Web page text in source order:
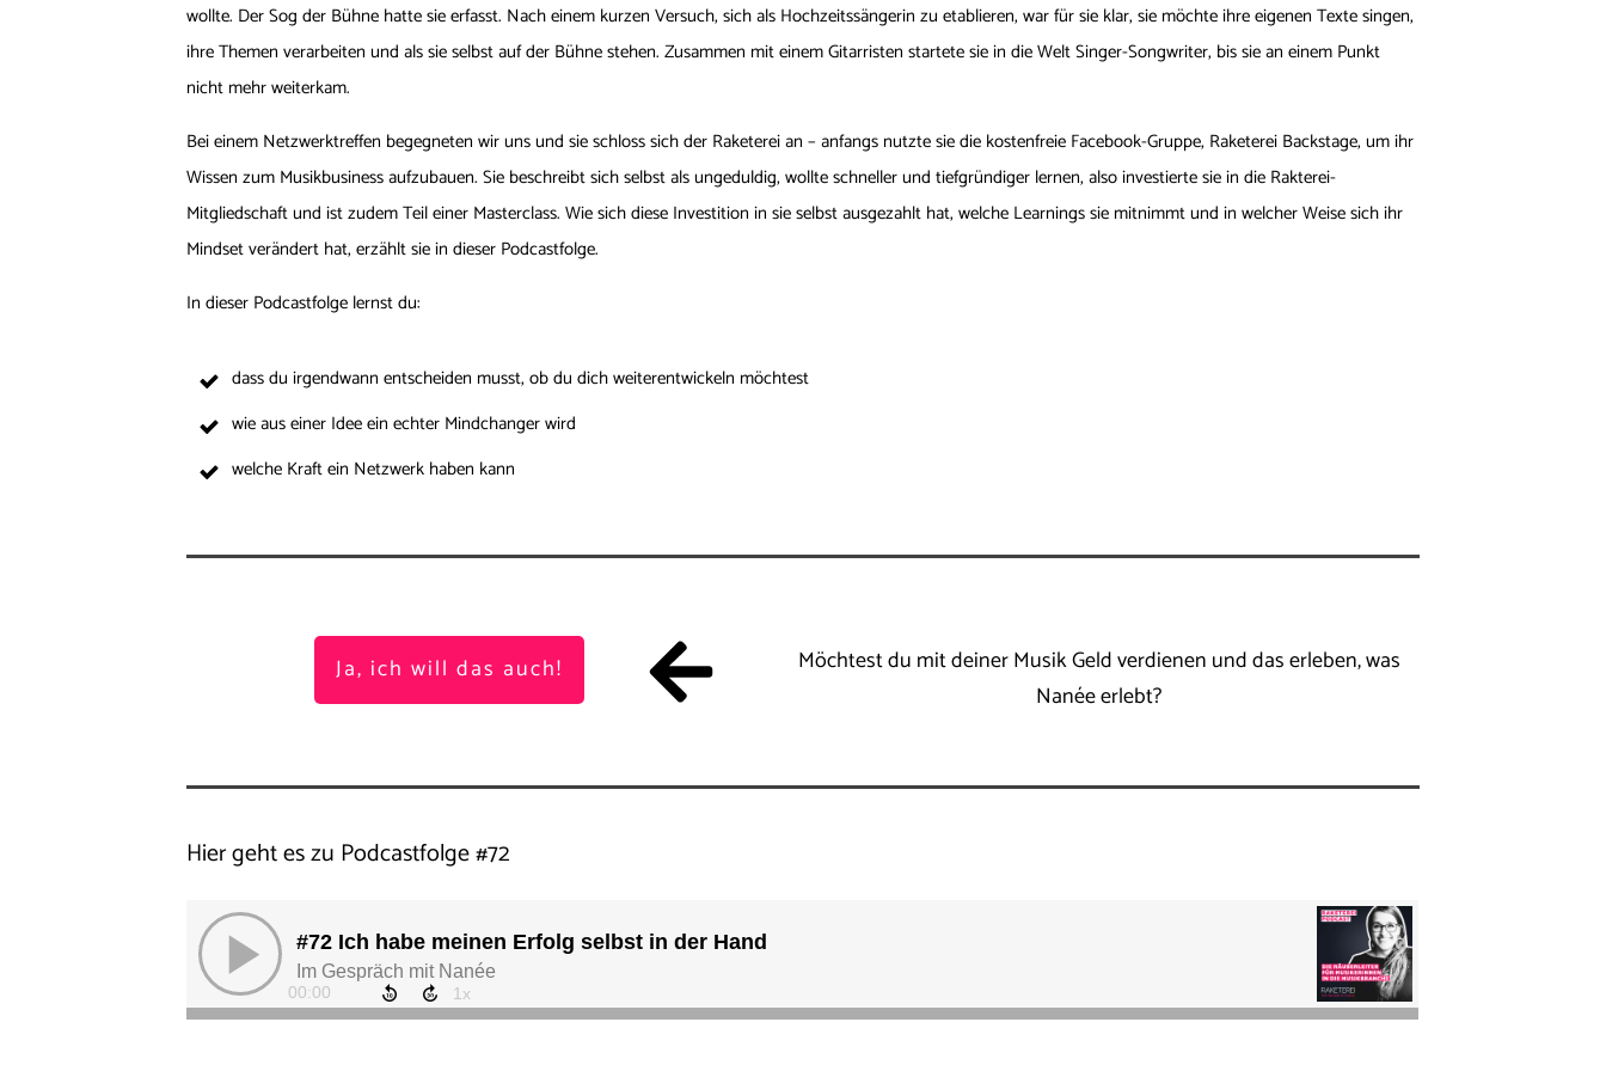
wollte. Der Sog der Bühne hatte sie erfasst. Nach einem kurzen Versuch, sich als Hochzeitssängerin zu etablieren, war für sie klar, sie möchte ihre eigenen Texte singen,
ihre Themen verarbeiten und als sie selbst auf der Bühne stehen. Zusammen mit einem Gitarristen startete sie in die Welt Singer-Songwriter, bis sie an einem Punkt
nicht mehr weiterkam.
Bei einem Netzwerktreffen begegneten wir uns und sie schloss sich der Raketerei an – anfangs nutzte sie die kostenfreie Facebook-Gruppe, Raketerei Backstage, um ihr
Wissen zum Musikbusiness aufzubauen. Sie beschreibt sich selbst als ungeduldig, wollte schneller und tiefgründiger lernen, also investierte sie in die Rakterei-
Mitgliedschaft und ist zudem Teil einer Masterclass. Wie sich diese Investition in sie selbst ausgezahlt hat, welche Learnings sie mitnimmt und in welcher Weise sich ihr
Mindset verändert hat, erzählt sie in dieser Podcastfolge.
In dieser Podcastfolge lernst du:
dass du irgendwann entscheiden musst, ob du dich weiterentwickeln möchtest
wie aus einer Idee ein echter Mindchanger wird
welche Kraft ein Netzwerk haben kann
Ja, ich will das auch!
Möchtest du mit deiner Musik Geld verdienen und das erleben, was
Nanée erlebt?
Hier geht es zu Podcastfolge#72